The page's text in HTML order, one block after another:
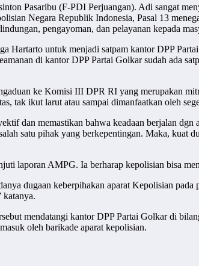
Pasaribu (F-PDI Perjuangan). Adi sangat
Negara Republik Indonesia, Pasal 13
pengayoman, dan pelayanan kepada
Hartarto untuk menjadi satpam kantor DPP
di kantor DPP Partai Golkar sudah ada
ke Komisi III DPR RI yang merupakan
tak ikut larut atau sampai dimanfaatkan oleh
dan memastikan bahwa keadaan berjalan
satu pihak yang berkepentingan. Maka,
laporan AMPG. Ia berharap kepolisian bisa
dugaan keberpihakan aparat Kepolisian
mendatangi kantor DPP Partai Golkar di
oleh barikade aparat kepolisian.